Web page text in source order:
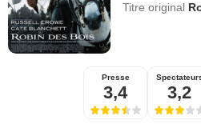
Titre original
Presse
3,4 3,2